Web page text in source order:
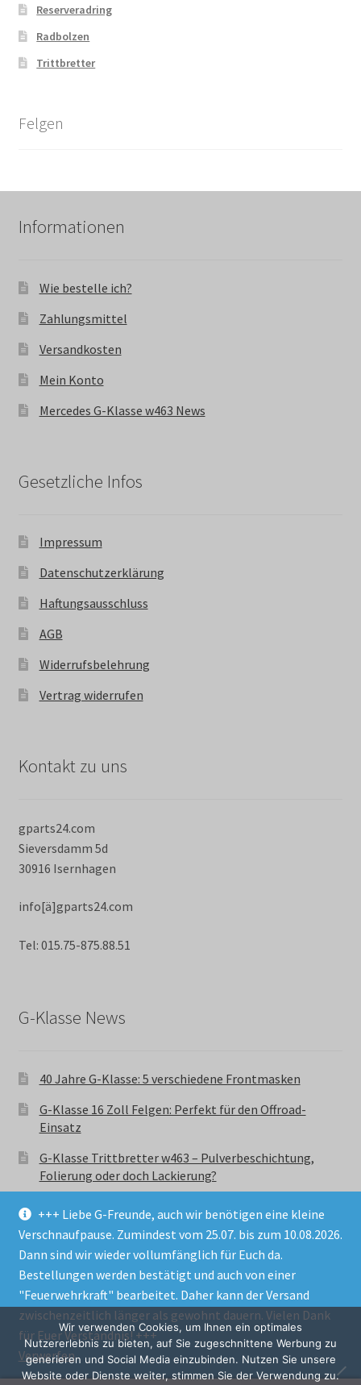
+++ Liebe G-Freunde, auch wir benötigen eine kleine
Verschnaufpause. Zumindest vom 25.07. bis zum 10.08.2026.
Dann sind wir wieder vollumfänglich für Euch da.
Bestellungen werden bestätigt und auch von einer
"Feuerwehrkraft" bearbeitet. Daher kann der Versand
zwischenzeitlich länger als gewohnt dauern. Vielen Dank
für Euer Verständnis! +++
Verwerfen
Reserveradring
Radbolzen
Trittbretter
Felgen
Informationen
Wie bestelle ich?
Zahlungsmittel
Versandkosten
Mein Konto
Mercedes G-Klasse w463 News
Gesetzliche Infos
Impressum
Datenschutzerklärung
Haftungsausschluss
AGB
Widerrufsbelehrung
Vertrag widerrufen
Kontakt zu uns
gparts24.com
Sieversdamm 5d
30916 Isernhagen
info[ä]gparts24.com
Tel: 015.75-875.88.51
G-Klasse News
40 Jahre G-Klasse: 5 verschiedene Frontmasken
G-Klasse 16 Zoll Felgen: Perfekt für den Offroad-
Einsatz
G-Klasse Trittbretter w463 – Pulverbeschichtung,
Folierung oder doch Lackierung?
© GParts24 - G-Klasse w463 Trittbretter, Felgen,
Ersatzteile & Zubebehör.
Datenschutzerklärung
Alle Preise inkl. der gesetzlichen MwSt.
Wir verwenden Cookies, um Ihnen ein optimales
Nutzererlebnis zu bieten, auf Sie zugeschnittene Werbung zu
generieren und Social Media einzubinden. Nutzen Sie unsere
Website oder Dienste weiter, stimmen Sie der Verwendung zu.